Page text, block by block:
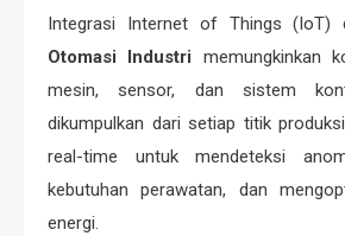
Integrasi Internet of Things (IoT)
Otomasi Industri memungkinkan
mesin, sensor, dan sistem
dikumpulkan dari setiap titik
real-time untuk mendeteksi
kebutuhan perawatan, dan
energi.